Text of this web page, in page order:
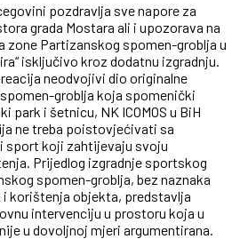
pozdravlja sve napore za
grada Mostara ali i upozorava na
Partizanskog spomen-groblja u
isključivo kroz dodatnu izgradnju.
neodvojivi dio originalne
groblja koja spomenički
park i šetnicu, NK ICOMOS u BiH
ne treba poistovjećivati sa
sport koji zahtijevaju svoju
Prijedlog izgradnje sportskog
spomen-groblja, bez naznaka
i korištenja objekta, predstavlja
intervenciju u prostoru koja u
u dovoljnoj mjeri argumentirana.